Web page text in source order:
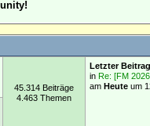
45.314 Beiträge
4.463 Themen
Letzter Beitrag
in Re: [FM
amHeute um